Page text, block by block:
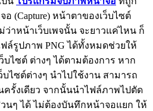
(Capture) หน้าตาของเว็บไซต์
ว่าหน้าเว็บเพจนั้น จะยาวแค่ไหน ก็
ล์รูปภาพ PNG ได้ทั้งหมดช่วยให้
ไซต์ ต่างๆ ได้ตามต้องการ หาก
ไซต์ต่างๆ นำไปใช้งาน สามารถ
รั้งเดียว จากนั้นนำไฟล์ภาพไปตัด
นๆ ได้ ไม่ต้องบันทึกหน้าจอแยก ให้